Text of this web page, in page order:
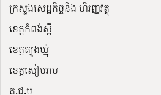
ក្រសួងសេដ្ឋកិច្ចនិង ហិរញ្ញវត្ថុ
ខេត្តកំពង់ស្ពឺ
ខេត្តត្បូងឃ្មុំ
ខេត្តសៀមរាប
គ.ជ.ប